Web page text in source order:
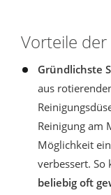
Vorteile der
Gründlichste
aus
Reinigung am
Möglichkeit
verbessert. So
beliebig oft